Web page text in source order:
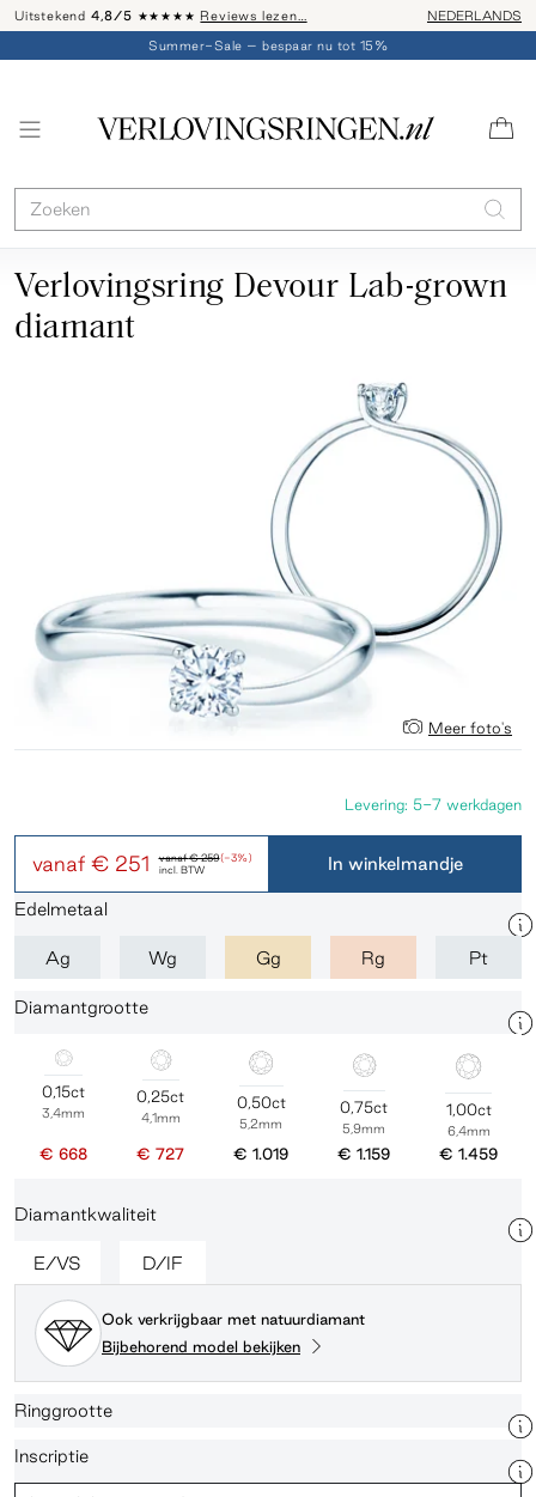
Uitstekend 4,8/5 ★★★★★ Reviews lezen… Advies: 020 -
NEDERLANDS
Summer-Sale – bespaar nu tot 15%
Verlovingsring Devour Lab-grown
diamant
Meer foto's
vanaf€ 259(-3%)
vanaf € 251 incl. BTW
Levering: 5-7 werkdagen
In winkelmandje
Edelmetaal
Ag Wg Gg Rg Pt
Diamantgrootte
0,15ct
3,4mm
€ 668
0,25ct
4,1mm
€ 727
0,50ct
5,2mm
€ 1.019
0,75ct
5,9mm
€ 1.159
1,00ct
6,4mm
€ 1.459
Diamantkwaliteit
E/VS D/IF
Ook verkrijgbaar met natuurdiamant
Bijbehorend model bekijken
Ringgrootte
Inscriptie